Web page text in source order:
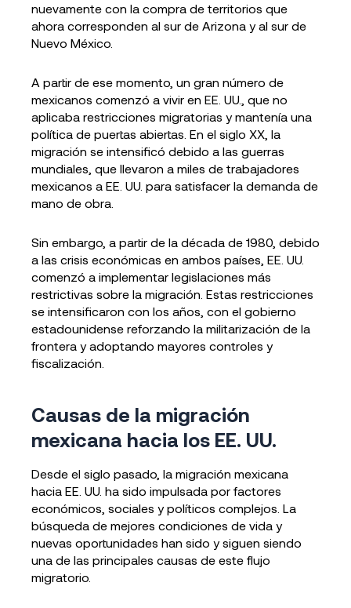
nuevamente con la compra de territorios que
ahora corresponden al sur de Arizona y al sur de
Nuevo México.
A partir de ese momento, un gran número de
mexicanos comenzó a vivir en EE. UU., que no
aplicaba restricciones migratorias y mantenía una
política de puertas abiertas. En el siglo XX, la
migración se intensificó debido a las guerras
mundiales, que llevaron a miles de trabajadores
mexicanos a EE. UU. para satisfacer la demanda de
mano de obra.
Sin embargo, a partir de la década de 1980, debido
a las crisis económicas en ambos países, EE. UU.
comenzó a implementar legislaciones más
restrictivas sobre la migración. Estas restricciones
se intensificaron con los años, con el gobierno
estadounidense reforzando la militarización de la
frontera y adoptando mayores controles y
fiscalización.
Causas de la migración
mexicana hacia los EE. UU.
Desde el siglo pasado, la migración mexicana
hacia EE. UU. ha sido impulsada por factores
económicos, sociales y políticos complejos. La
búsqueda de mejores condiciones de vida y
nuevas oportunidades han sido y siguen siendo
una de las principales causas de este flujo
migratorio.